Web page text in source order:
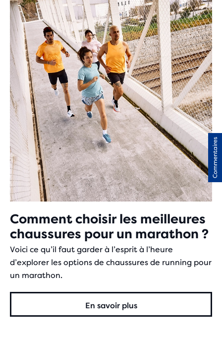
Comment choisir les meilleures
chaussures pour un marathon ?
Voici ce qu’il faut garder à l’esprit à l’heure
d’explorer les options de chaussures de running pour
un marathon.
En savoir plus
Commentaires